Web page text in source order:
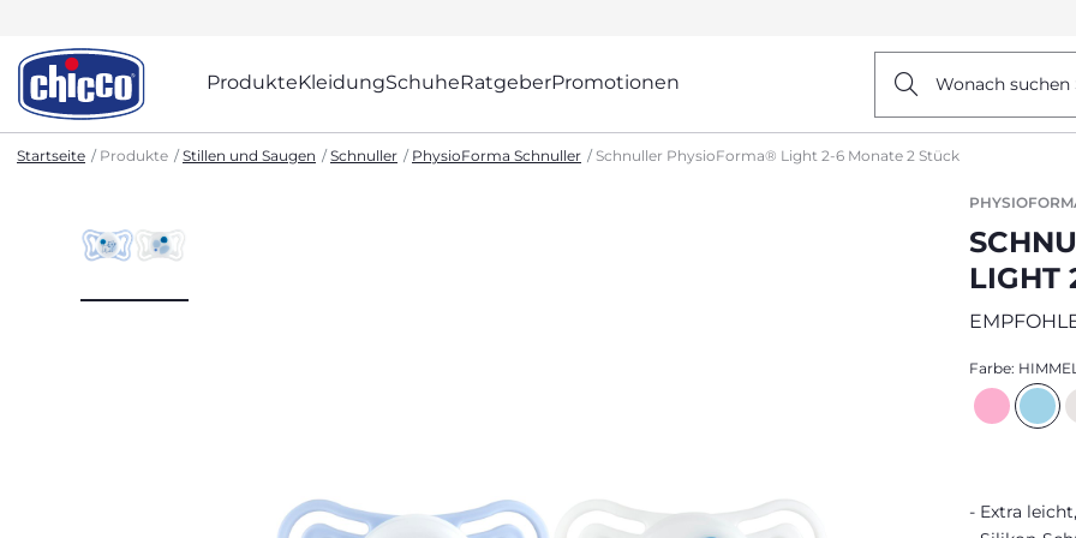
ProdukteKleidungSchuheRatgeberPromotionen Wonach suchen
Startseite Produkte Stillen und Saugen Schnuller PhysioForma Schnuller Schnuller PhysioForma® Light 2-6 Monate 2 Stück
LIGHT
Farbe:
Extra